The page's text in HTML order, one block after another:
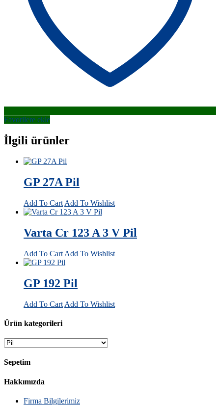
Favorilere ekle
İlgili ürünler
GP 27A Pil
Add To Cart Add To Wishlist
Varta Cr 123 A 3 V Pil
Add To Cart Add To Wishlist
GP 192 Pil
Add To Cart Add To Wishlist
Ürün kategorileri
Sepetim
Hakkımızda
Firma Bilgilerimiz